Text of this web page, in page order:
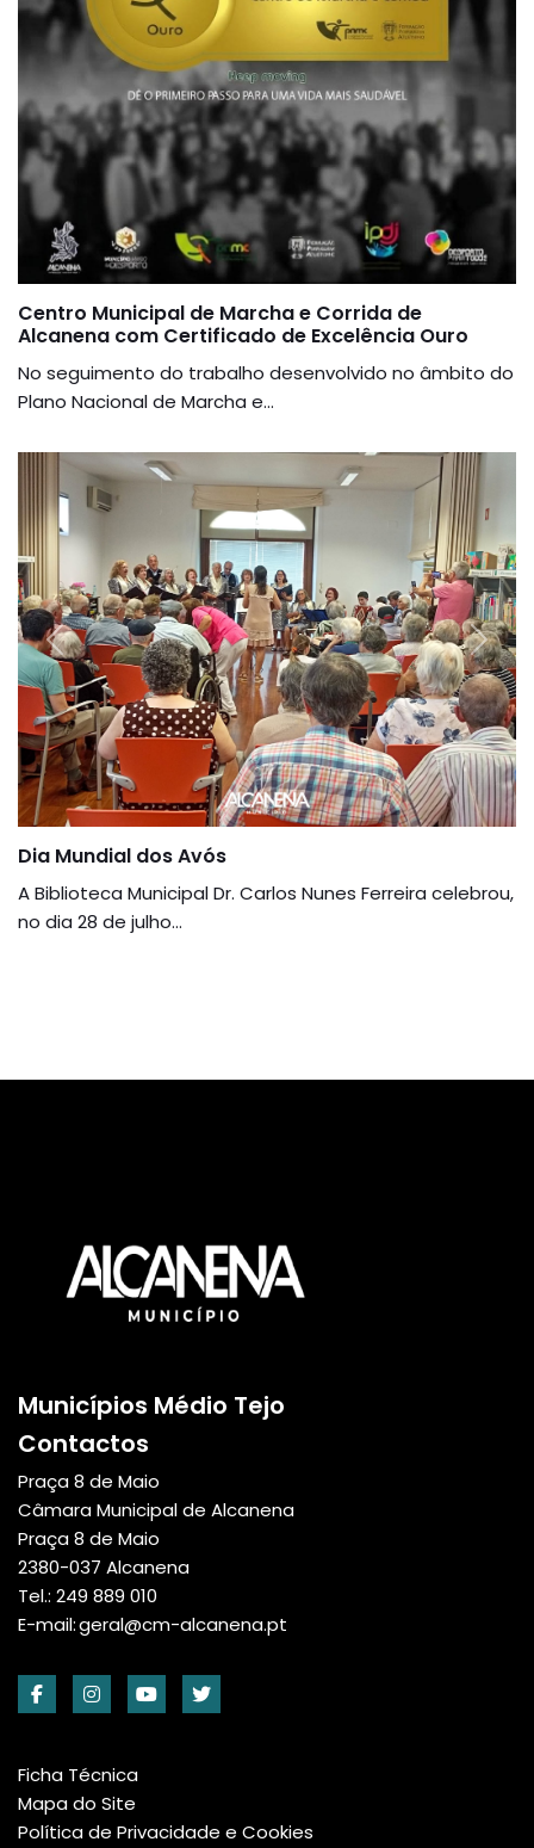
Centro Municipal de Marcha e Corrida de
Alcanena com Certificado de Excelência Ouro
No seguimento do trabalho desenvolvido no âmbito do
Plano Nacional de Marcha e...
Previous Next
Dia Mundial dos Avós
A Biblioteca Municipal Dr. Carlos Nunes Ferreira celebrou,
no dia 28 de julho...
Municípios Médio Tejo
Contactos
Praça 8 de Maio
Câmara Municipal de Alcanena
Praça 8 de Maio
2380-037 Alcanena
Tel.: 249 889 010
E-mail:geral@cm-alcanena.pt
Ficha Técnica
Mapa do Site
Política de Privacidade e Cookies